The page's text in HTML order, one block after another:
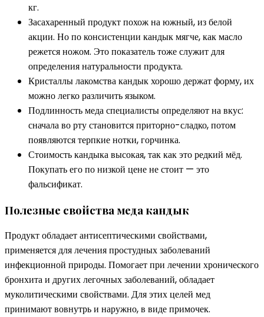
кг.
Засахаренный продукт похож на южный, из белой
акции. Но по консистенции кандык мягче, как масло
режется ножом. Это показатель тоже служит для
определения натуральности продукта.
Кристаллы лакомства кандык хорошо держат форму, их
можно легко различить языком.
Подлинность меда специалисты определяют на вкус:
сначала во рту становится приторно-сладко, потом
появляются терпкие нотки, горчинка.
Стоимость кандыка высокая, так как это редкий мёд.
Покупать его по низкой цене не стоит — это
фальсификат.
Полезные свойства меда кандык
Продукт обладает антисептическими свойствами,
применяется для лечения простудных заболеваний
инфекционной природы. Помогает при лечении хронического
бронхита и других легочных заболеваний, обладает
муколитическими свойствами. Для этих целей мед
принимают вовнутрь и наружно, в виде примочек.